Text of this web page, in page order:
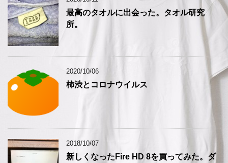
最高のタオルに出会った。タオル研究
所。
2020/10/06
柿渋とコロナウイルス
2018/10/07
新しくなったFire HD 8を買ってみた。ダ